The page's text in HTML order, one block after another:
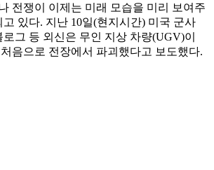
전쟁이 이제는 미래 모습을 미리 보여주
있다. 지난 10일(현지시간) 미국 군사
그 등 외신은 무인 지상 차량(UGV)이
음으로 전장에서 파괴했다고 보도했다.